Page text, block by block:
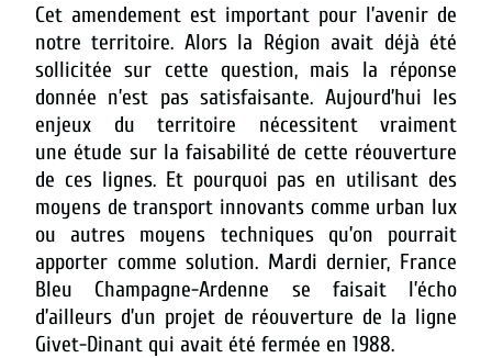
Cet amendement est important pour l’avenir de
notre territoire. Alors la Région avait déjà été
sollicitée sur cette question, mais la réponse
donnée n’est pas satisfaisante. Aujourd’hui les
enjeux du territoire nécessitent vraiment
une étude sur la faisabilité de cette réouverture
de ces lignes. Et pourquoi pas en utilisant des
moyens de transport innovants comme urban lux
ou autres moyens techniques qu’on pourrait
apporter comme solution. Mardi dernier, France
Bleu Champagne-Ardenne se faisait l’écho
d’ailleurs d’un projet de réouverture de la ligne
Givet-Dinant qui avait été fermée en 1988.